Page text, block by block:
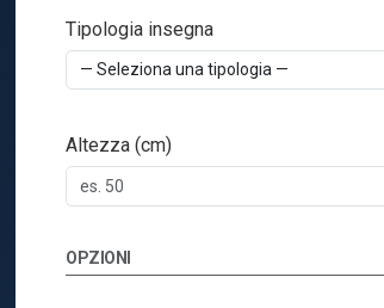
Tipologia insegna
Altezza (cm)
OPZIONI